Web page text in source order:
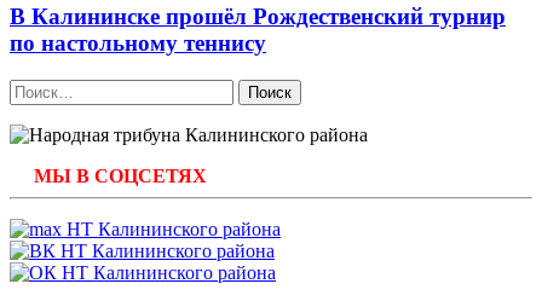
В Калининске прошёл Рождественский турнир
по настольному теннису
Найти:
МЫ В СОЦСЕТЯХ